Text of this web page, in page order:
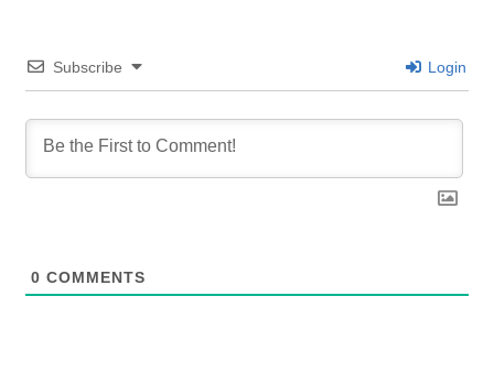
Subscribe Login
0 COMMENTS